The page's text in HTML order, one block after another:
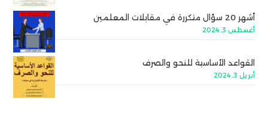
أشهر 20 سؤال متكررة في مقابلات المعلمين
أغسطس 3, 2024
القواعد الأساسية للنحو والصرف
أبريل 3, 2024